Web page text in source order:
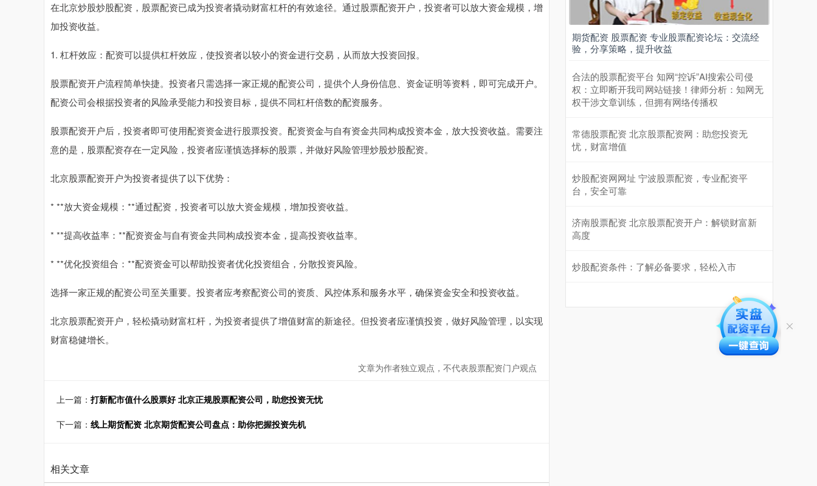
在北京炒股炒股配资，股票配资已成为投资者撬动财富杠杆的有效途径。通过股票配资开户，投资者可以放大资金规模，增
加投资收益。
1. 杠杆效应：配资可以提供杠杆效应，使投资者以较小的资金进行交易，从而放大投资回报。
股票配资开户流程简单快捷。投资者只需选择一家正规的配资公司，提供个人身份信息、资金证明等资料，即可完成开户。
配资公司会根据投资者的风险承受能力和投资目标，提供不同杠杆倍数的配资服务。
股票配资开户后，投资者即可使用配资资金进行股票投资。配资资金与自有资金共同构成投资本金，放大投资收益。需要注
意的是，股票配资存在一定风险，投资者应谨慎选择标的股票，并做好风险管理炒股炒股配资。
北京股票配资开户为投资者提供了以下优势：
* **放大资金规模：**通过配资，投资者可以放大资金规模，增加投资收益。
* **提高收益率：**配资资金与自有资金共同构成投资本金，提高投资收益率。
* **优化投资组合：**配资资金可以帮助投资者优化投资组合，分散投资风险。
选择一家正规的配资公司至关重要。投资者应考察配资公司的资质、风控体系和服务水平，确保资金安全和投资收益。
北京股票配资开户，轻松撬动财富杠杆，为投资者提供了增值财富的新途径。但投资者应谨慎投资，做好风险管理，以实现
财富稳健增长。
文章为作者独立观点，不代表股票配资门户观点
上一篇： 打新配市值什么股票好 北京正规股票配资公司，助您投资无忧
下一篇： 线上期货配资 北京期货配资公司盘点：助你把握投资先机
相关文章
期货配资 股票配资 专业股票配资论坛：交流经
验，分享策略，提升收益
合法的股票配资平台 知网“控诉”AI搜索公司侵
权：立即断开我司网站链接！律师分析：知网无
权干涉文章训练，但拥有网络传播权
常德股票配资 北京股票配资网：助您投资无
忧，财富增值
炒股配资网网址 宁波股票配资，专业配资平
台，安全可靠
济南股票配资 北京股票配资开户：解锁财富新
高度
炒股配资条件：了解必备要求，轻松入市